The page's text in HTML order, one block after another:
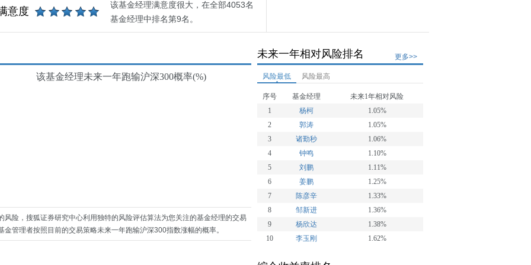
意度
该基金经理满意度很大，在全部4053名
基金经理中排名第9名。
该基金经理未来一年跑输沪深300概率(%)
险，搜狐证券研究中心利用独特的风险评估算法为您关注的基金经理的交易
管理者按照目前的交易策略未来一年跑输沪深300指数涨幅的概率。
未来一年相对风险排名 更多>>
风险最低 风险最高
序号 基金经理
未来1年相对风险
1
杨柯
1.05%
2
郭涛
1.05%
3
诸勤秒
1.06%
4
钟鸣
1.10%
5
刘鹏
1.11%
6
姜鹏
1.25%
7
陈彦辛
1.33%
8
邹新进
1.36%
9
杨欣达
1.38%
10
李玉刚 1.62%